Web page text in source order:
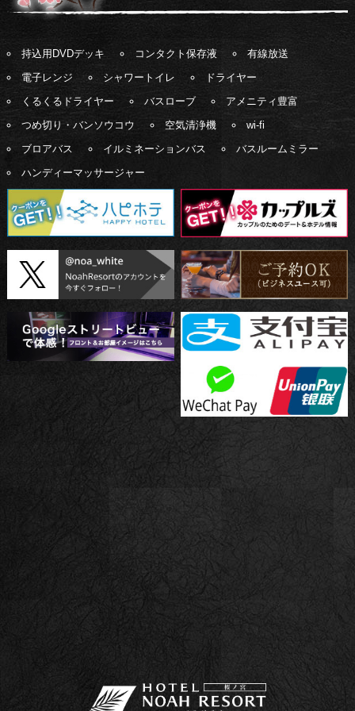
持込用DVDデッキ コンタクト保存液
有線放送
電子レンジ
シャワートイレ
ドライヤー
くるくるドライヤー
バスローブ
アメニティ豊富
つめ切り・バンソウコウ
空気清浄機
wi-fi
ブロアバス
イルミネーションバス
バスルームミラー
ハンディーマッサージャー